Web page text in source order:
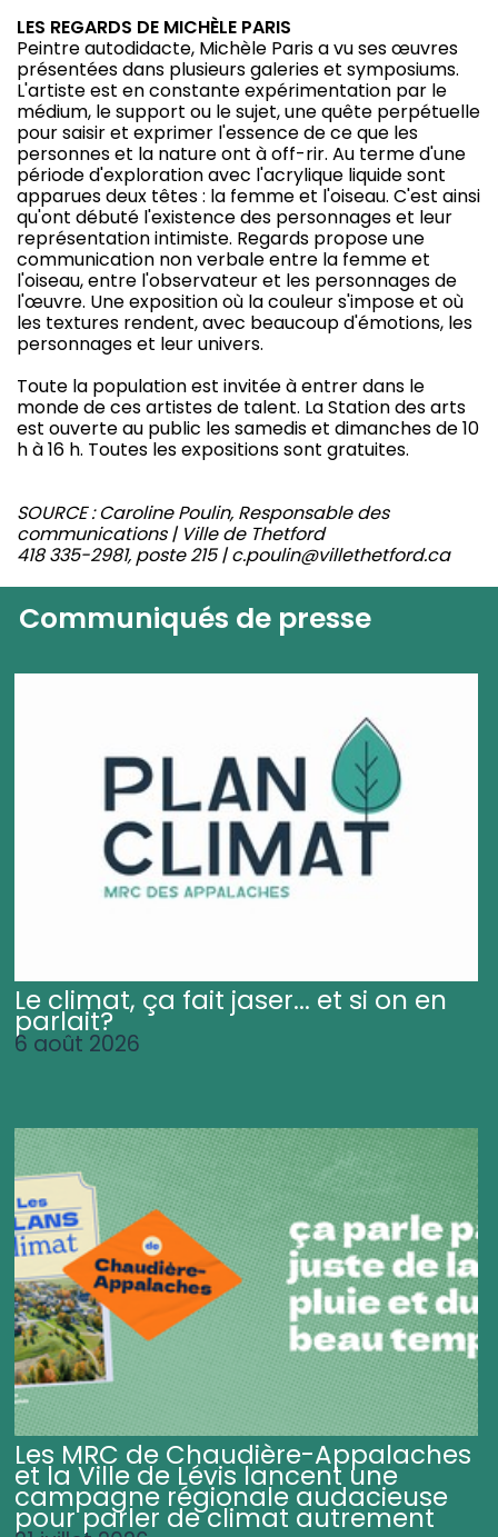
LES REGARDS DE MICHÈLE PARIS
Peintre autodidacte, Michèle Paris a vu ses œuvres
présentées dans plusieurs galeries et symposiums.
L'artiste est en constante expérimentation par le
médium, le support ou le sujet, une quête perpétuelle
pour saisir et exprimer l'essence de ce que les
personnes et la nature ont à off-rir. Au terme d'une
période d'exploration avec l'acrylique liquide sont
apparues deux têtes : la femme et l'oiseau. C'est ainsi
qu'ont débuté l'existence des personnages et leur
représentation intimiste. Regards propose une
communication non verbale entre la femme et
l'oiseau, entre l'observateur et les personnages de
l'œuvre. Une exposition où la couleur s'impose et où
les textures rendent, avec beaucoup d'émotions, les
personnages et leur univers.
Toute la population est invitée à entrer dans le
monde de ces artistes de talent. La Station des arts
est ouverte au public les samedis et dimanches de 10
h à 16 h. Toutes les expositions sont gratuites.
SOURCE : Caroline Poulin, Responsable des
communications | Ville de Thetford
418 335-2981, poste 215 | c.poulin@villethetford.ca
Communiqués de presse
Le climat, ça fait jaser... et si on en
parlait?
6 août 2026
Les MRC de Chaudière-Appalaches
et la Ville de Lévis lancent une
campagne régionale audacieuse
pour parler de climat autrement